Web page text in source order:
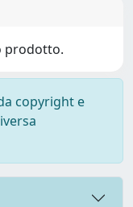
prodotto.
copyright e